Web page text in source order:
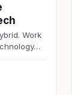
Work